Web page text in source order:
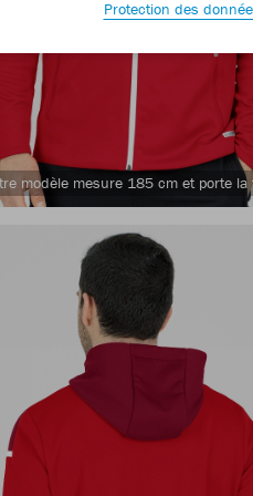
modèle mesure 185 cm et porte la
Protection des